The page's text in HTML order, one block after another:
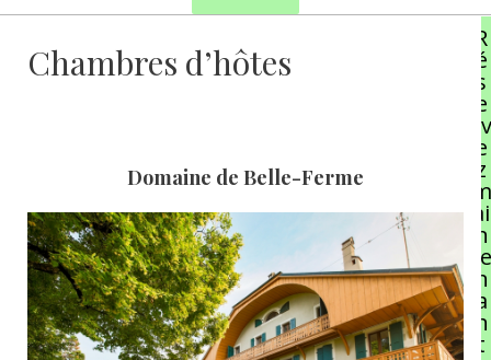
Chambres d’hôtes
Domaine de Belle-Ferme
R
é
s
e
rv
e
z
m
ai
n
te
n
a
n
t